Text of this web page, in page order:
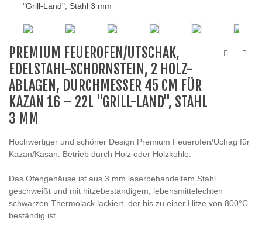
PREMIUM FEUEROFEN/UTSCHAK,
EDELSTAHL-SCHORNSTEIN, 2 HOLZ-
ABLAGEN, DURCHMESSER 45 CM FÜR
KAZAN 16 – 22L "GRILL-LAND", STAHL
3 MM
Hochwertiger und schöner Design Premium Feuerofen/Uchag für
Kazan/Kasan. Betrieb durch Holz oder Holzkohle.
Das Ofengehäuse ist aus 3 mm laserbehandeltem Stahl
geschweißt und mit hitzebeständigem, lebensmittelechten
schwarzen Thermolack lackiert, der bis zu einer Hitze von 800°C
beständig ist.